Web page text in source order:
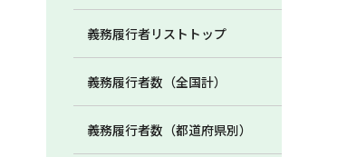
義務履行者リストトップ
義務履行者数（全国計）
義務履行者数（都道府県別）